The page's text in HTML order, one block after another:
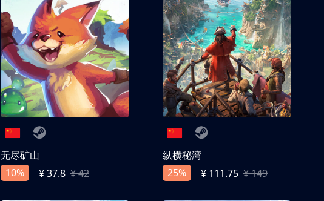
无尽矿山
10%
¥ 37.8 ¥ 42
纵横秘湾
25%
¥ 111.75 ¥ 149